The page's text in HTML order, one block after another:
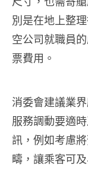
別是在地上整
空公司就職員
票費用。
消委會建議業
服務調動要適
訊，例如考慮
疇，讓乘客可